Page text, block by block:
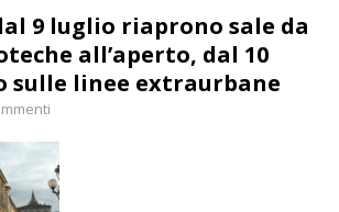
9 luglio riaprono sale da
all’aperto, dal 10
sulle linee extraurbane